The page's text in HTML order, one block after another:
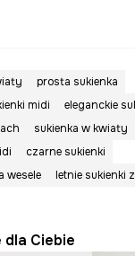
prosta sukienka
midi
eleganckie
sukienka w kwiaty
czarne sukienki
wesele
letnie sukienki
Ciebie